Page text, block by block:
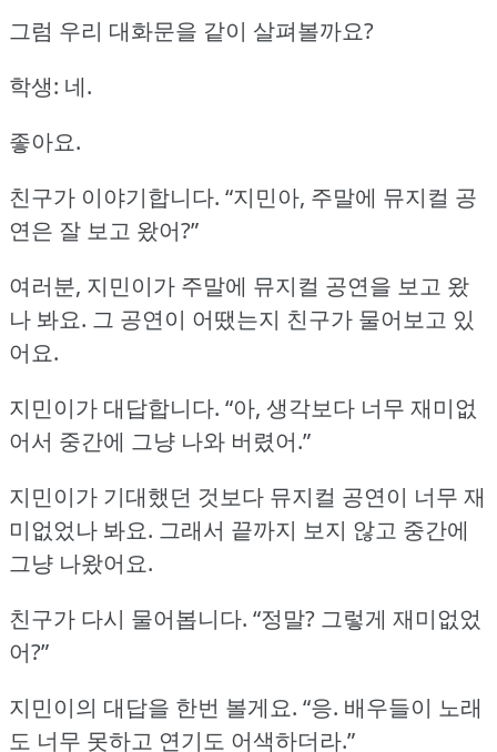
그럼 우리 대화문을 같이 살펴볼까요?
학생: 네.
좋아요.
친구가 이야기합니다. “지민아, 주말에 뮤지컬 공
연은 잘 보고 왔어?”
여러분, 지민이가 주말에 뮤지컬 공연을 보고 왔
나 봐요. 그 공연이 어땠는지 친구가 물어보고 있
어요.
지민이가 대답합니다. “아, 생각보다 너무 재미없
어서 중간에 그냥 나와 버렸어.”
지민이가 기대했던 것보다 뮤지컬 공연이 너무 재
미없었나 봐요. 그래서 끝까지 보지 않고 중간에
그냥 나왔어요.
친구가 다시 물어봅니다. “정말? 그렇게 재미없었
어?”
지민이의 대답을 한번 볼게요. “응. 배우들이 노래
도 너무 못하고 연기도 어색하더라.”